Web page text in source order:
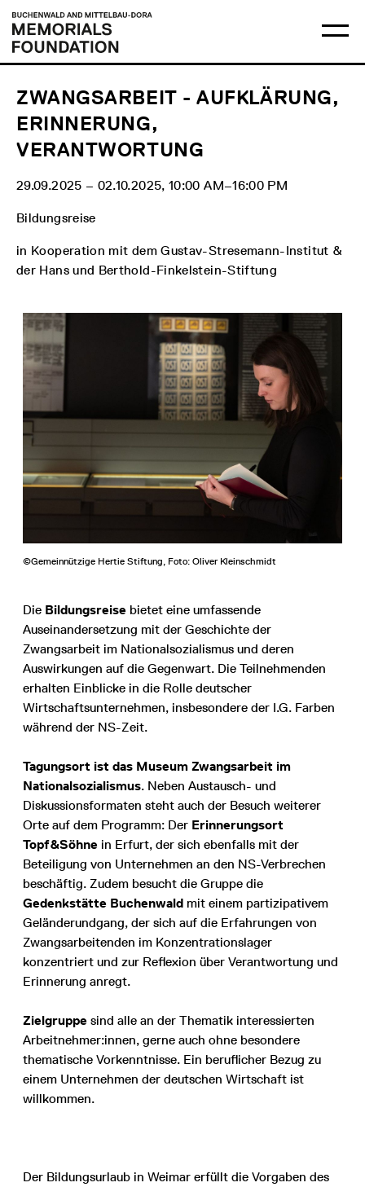
content
menu
Buchenwald
and
Mittelbau-
Dora
Memorials
ZWANGSARBEIT - AUFKLÄRUNG,
ERINNERUNG,
VERANTWORTUNG
29.09.2025 ‒ 02.10.2025, 10:00 AM‒16:00 PM
Bildungsreise
in Kooperation mit dem Gustav-Stresemann-Institut &
der Hans und Berthold-Finkelstein-Stiftung
©Gemeinnützige Hertie Stiftung, Foto: Oliver Kleinschmidt
Die Bildungsreise bietet eine umfassende
Auseinandersetzung mit der Geschichte der
Zwangsarbeit im Nationalsozialismus und deren
Auswirkungen auf die Gegenwart. Die Teilnehmenden
erhalten Einblicke in die Rolle deutscher
Wirtschaftsunternehmen, insbesondere der I.G. Farben
während der NS-Zeit.
Tagungsort ist das Museum Zwangsarbeit im
Nationalsozialismus. Neben Austausch- und
Diskussionsformaten steht auch der Besuch weiterer
Orte auf dem Programm: Der Erinnerungsort
Topf&Söhne in Erfurt, der sich ebenfalls mit der
Beteiligung von Unternehmen an den NS-Verbrechen
beschäftig. Zudem besucht die Gruppe die
Gedenkstätte Buchenwald mit einem partizipativem
Geländerundgang, der sich auf die Erfahrungen von
Zwangsarbeitenden im Konzentrationslager
konzentriert und zur Reflexion über Verantwortung und
Erinnerung anregt.
Zielgruppe sind alle an der Thematik interessierten
Arbeitnehmer:innen, gerne auch ohne besondere
thematische Vorkenntnisse. Ein beruflicher Bezug zu
einem Unternehmen der deutschen Wirtschaft ist
willkommen.
Der Bildungsurlaub in Weimar erfüllt die Vorgaben des